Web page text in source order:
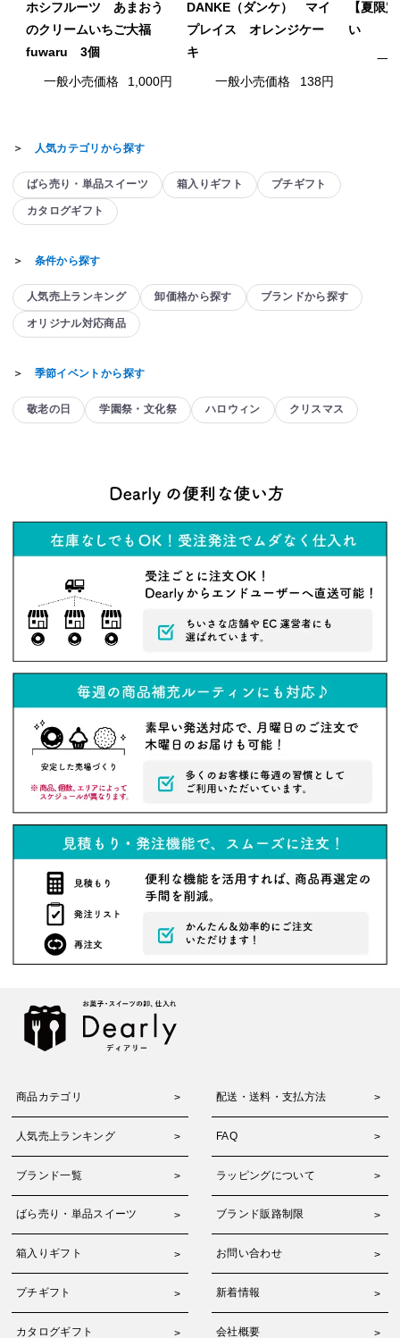
ホシフルーツ あまおう
のクリームいちご大福
fuwaru 3個
一般小売価格 1,000円
DANKE（ダンケ） マイ
プレイス オレンジケー
キ
一般小売価格 138円
【夏限
い
一
＞ 人気カテゴリから探す
ばら売り・単品スイーツ 箱入りギフト プチギフト
カタログギフト
＞ 条件から探す
人気売上ランキング 卸価格から探す ブランドから探す
オリジナル対応商品
＞ 季節イベントから探す
敬老の日 学園祭・文化祭 ハロウィン クリスマス
商品カテゴリ 配送・送料・支払方法
人気売上ランキング FAQ
ブランド一覧 ラッピングについて
ばら売り・単品スイーツ ブランド販路制限
箱入りギフト お問い合わせ
プチギフト 新着情報
カタログギフト 会社概要